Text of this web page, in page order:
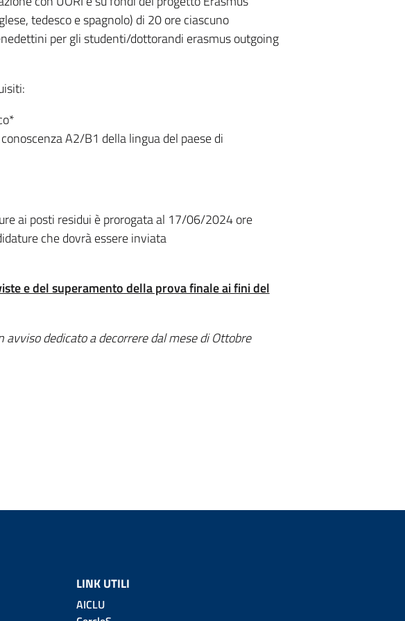
tedesco e spagnolo) di 20 ore ciascuno
per gli studenti/dottorandi erasmus outgoing
A2/B1 della lingua del paese di
ai posti residui è prorogata al 17/06/2024 ore
che dovrà essere inviata
e del superamento della prova finale ai fini del
dedicato a decorrere dal mese di Ottobre
LINK UTILI
AICLU